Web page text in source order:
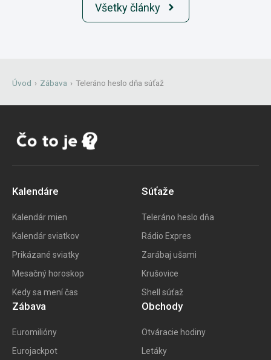
Všetky články
Úvod › Zábava › Teleráno heslo dňa súťaž
Kalendáre
Kalendár mien
Kalendár sviatkov
Prikázané sviatky
Mesačný horoskop
Kedy sa mení čas
Súťaže
Teleráno heslo dňa
Rádio Expres
Zarábaj ušami
Krušovice
Shell súťaž
Zábava
Euromilióny
Eurojackpot
Obchody
Otváracie hodiny
Letáky